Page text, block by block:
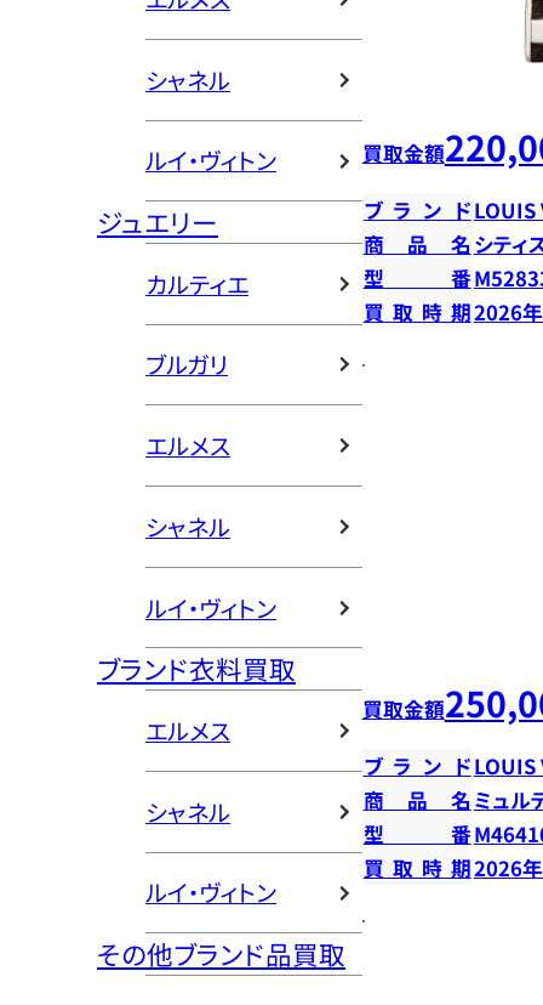
シャネル
ルイ・ヴィトン
ジュエリー
カルティエ
ブルガリ
エルメス
シャネル
ルイ・ヴィトン
ブランド衣料買取
エルメス
シャネル
ルイ・ヴィトン
その他ブランド品買取
買取金額
ブランドLOUIS
商品名 シティ
型番
買取時期2026
買取金額
ブランドLOUIS
商品名 ミュル
型番
買取時期2026